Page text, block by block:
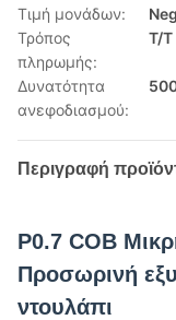
Τιμή μονάδων:
Τρόπος
πληρωμής:
T/T
Δυνατότητα
ανεφοδιασμού:
Περιγραφή
P0.7 COB
Προσωρινή
ντουλάπι